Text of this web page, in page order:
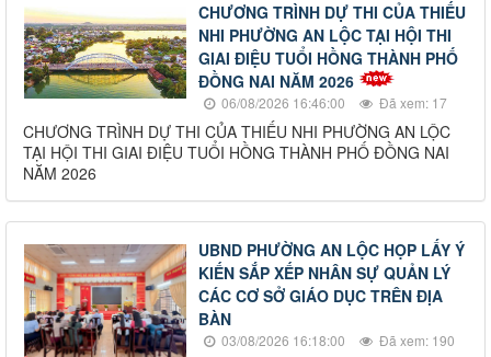
CHƯƠNG TRÌNH DỰ THI CỦA THIẾU
NHI PHƯỜNG AN LỘC TẠI HỘI THI
GIAI ĐIỆU TUỔI HỒNG THÀNH PHỐ
ĐỒNG NAI NĂM 2026
06/08/2026 16:46:00 Đã xem: 17
CHƯƠNG TRÌNH DỰ THI CỦA THIẾU NHI PHƯỜNG AN LỘC
TẠI HỘI THI GIAI ĐIỆU TUỔI HỒNG THÀNH PHỐ ĐỒNG NAI
NĂM 2026
UBND PHƯỜNG AN LỘC HỌP LẤY Ý
KIẾN SẮP XẾP NHÂN SỰ QUẢN LÝ
CÁC CƠ SỞ GIÁO DỤC TRÊN ĐỊA
BÀN
03/08/2026 16:18:00 Đã xem: 190